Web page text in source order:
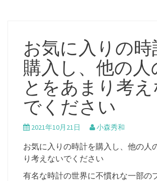
お気に入りの時
購入し、他の人
とをあまり考
でください
2021年10月21日 小森秀和
お気に入りの時計を購入し、他の人
り考えないでください
有名な時計の世界に不慣れな一部の